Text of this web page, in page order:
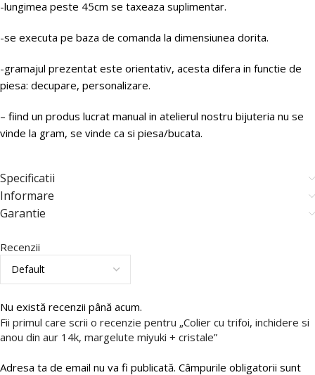
-lungimea peste 45cm se taxeaza suplimentar.
-se executa pe baza de comanda la dimensiunea dorita.
-gramajul prezentat este orientativ, acesta difera in functie de
piesa: decupare, personalizare.
– fiind un produs lucrat manual in atelierul nostru bijuteria nu se
vinde la gram, se vinde ca si piesa/bucata.
Specificatii
Informare
Garantie
Recenzii
Nu există recenzii până acum.
Fii primul care scrii o recenzie pentru „Colier cu trifoi, inchidere si
anou din aur 14k, margelute miyuki + cristale”
Adresa ta de email nu va fi publicată. Câmpurile obligatorii sunt